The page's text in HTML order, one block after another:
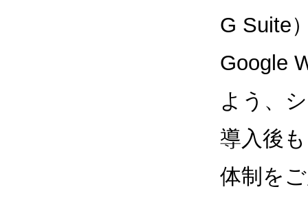
G Suite
Google
よう、
導入後
体制を